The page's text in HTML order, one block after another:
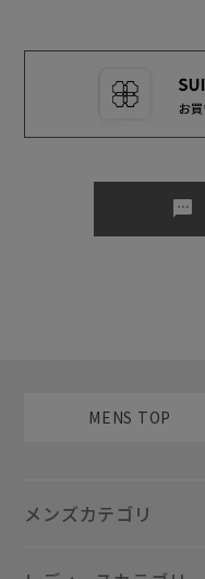
sms
MENS TOP
メンズカテゴリ